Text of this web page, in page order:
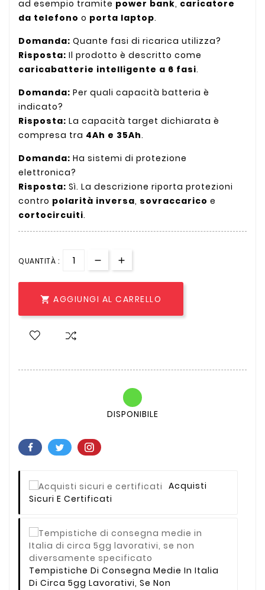
ad esempio tramite power bank, caricatore
da telefono o porta laptop.
Domanda: Quante fasi di ricarica utilizza?
Risposta: Il prodotto è descritto come
caricabatterie intelligente a 6 fasi.
Domanda: Per quali capacità batteria è
indicato?
Risposta: La capacità target dichiarata è
compresa tra 4Ah e 35Ah.
Domanda: Ha sistemi di protezione
elettronica?
Risposta: Sì. La descrizione riporta protezioni
contro polarità inversa, sovraccarico e
cortocircuiti.
QUANTITÀ :
 AGGIUNGI AL CARRELLO
DISPONIBILE
Acquisti
Sicuri E Certificati
Tempistiche Di Consegna Medie In Italia
Di Circa 5gg Lavorativi, Se Non